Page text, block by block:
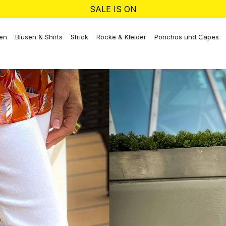
SALE IS ON
Blusen & Shirts Strick Röcke & Kleider Ponchos und Capes